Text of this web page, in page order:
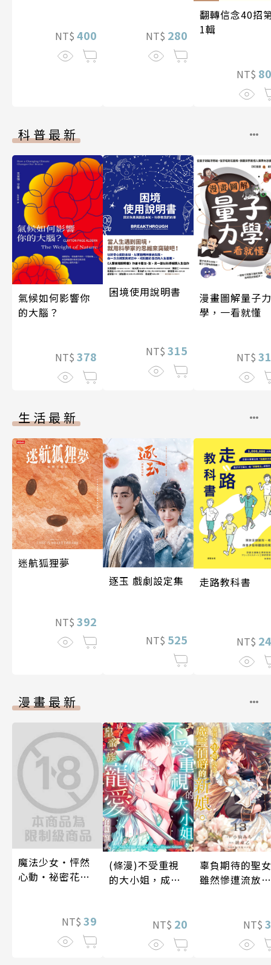
NT$ 400 NT$ 280
翻轉信念40招
1輯
NT$
科普最新
氣候如何影響你
的大腦？
NT$ 378
困境使用說明書
NT$ 315
漫畫圖解量子力
學，一看就懂
NT$
生活最新
迷航狐狸夢
NT$ 392
逐玉 戲劇設定集
NT$ 525
走路教科書
NT$
漫畫最新
魔法少女・怦然
心動・祕密花招
NT$ 39
(條漫)不受重視
的大小姐，成了
NT$ 20
辜負期待的聖女
雖然慘遭流放，
娘。(第13話)
NT$